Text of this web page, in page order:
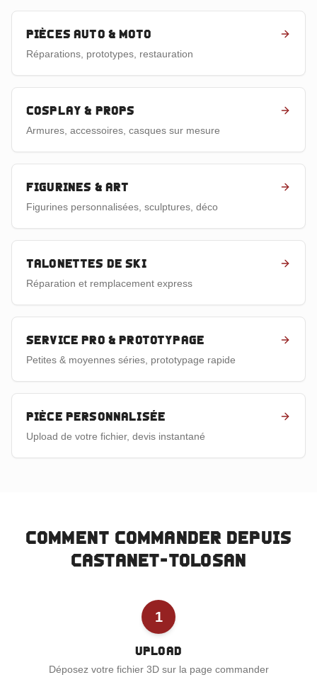
Pièces auto & moto
Réparations, prototypes, restauration
Cosplay & props
Armures, accessoires, casques sur mesure
Figurines & art
Figurines personnalisées, sculptures, déco
Talonettes de ski
Réparation et remplacement express
Service pro & prototypage
Petites & moyennes séries, prototypage rapide
Pièce personnalisée
Upload de votre fichier, devis instantané
Comment commander depuis
Castanet-Tolosan
1
Upload
Déposez votre fichier 3D sur la page commander